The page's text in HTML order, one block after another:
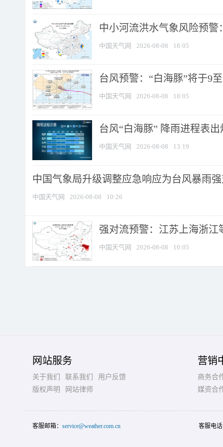
中小河流洪水气象风险预
中国天气网 2026-08-08 18:05
台风预警：“白海豚”将于9
中国天气网 2026-08-08 18:05
台风“白海豚” 降雨进程表
中国天气网 2026-08-08 13:19
中国气象局升级调整应急响应为台风暴雨
中国天气网 2026-08-08 10:26
强对流预警：江苏上海浙江
中国天气网 2026-08-08 10:05
网站服务
关于我们 联系我们
用户反馈
版权声明
网站律师
营销
商务合
媒资合
客服邮箱： service@weather.com.cn 客服电